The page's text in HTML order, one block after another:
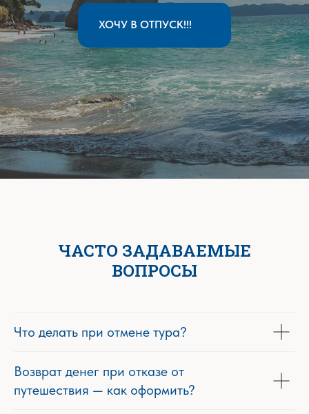
ХОЧУ В ОТПУСК!!!
ЧАСТО ЗАДАВАЕМЫЕ
ВОПРОСЫ
Что делать при отмене тура?
Возврат денег при отказе от
путешествия — как оформить?